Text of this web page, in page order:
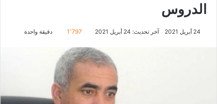
الدروس
24 أبريل 2021 آخر تحديث: 24 أبريل 2021 1٬797 دقيقة واحدة